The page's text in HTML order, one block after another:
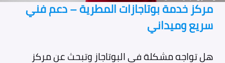
مركز خدمة بوتاجازات المطرية – دعم فني
سريع وميداني
هل تواجه مشكلة في البوتاجاز وتبحث عن مركز